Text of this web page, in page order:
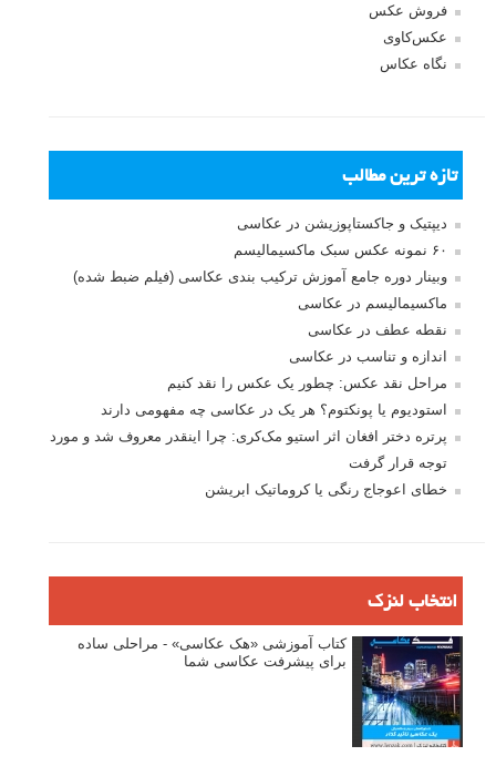
فروش عکس
عکس‌کاوی
نگاه عکاس
تازه ترین مطالب
دیپتیک و جاکستا‌پوزیشن در عکاسی
۶۰ نمونه عکس سبک ماکسیمالیسم
وبینار دوره جامع آموزش ترکیب بندی عکاسی (فیلم ضبط شده)
ماکسیمالیسم در عکاسی
نقطه عطف در عکاسی
اندازه و تناسب در عکاسی
مراحل نقد عکس: چطور یک عکس را نقد کنیم
استودیوم یا پونکتوم؟ هر یک در عکاسی چه مفهومی دارند
پرتره دختر افغان اثر استیو مک‌کری: چرا اینقدر معروف شد و مورد
توجه قرار گرفت
خطای اعوجاج رنگی یا کروماتیک ابریشن
انتخاب لنزک
کتاب آموزشی «هک عکاسی» - مراحلی ساده
برای پیشرفت عکاسی شما